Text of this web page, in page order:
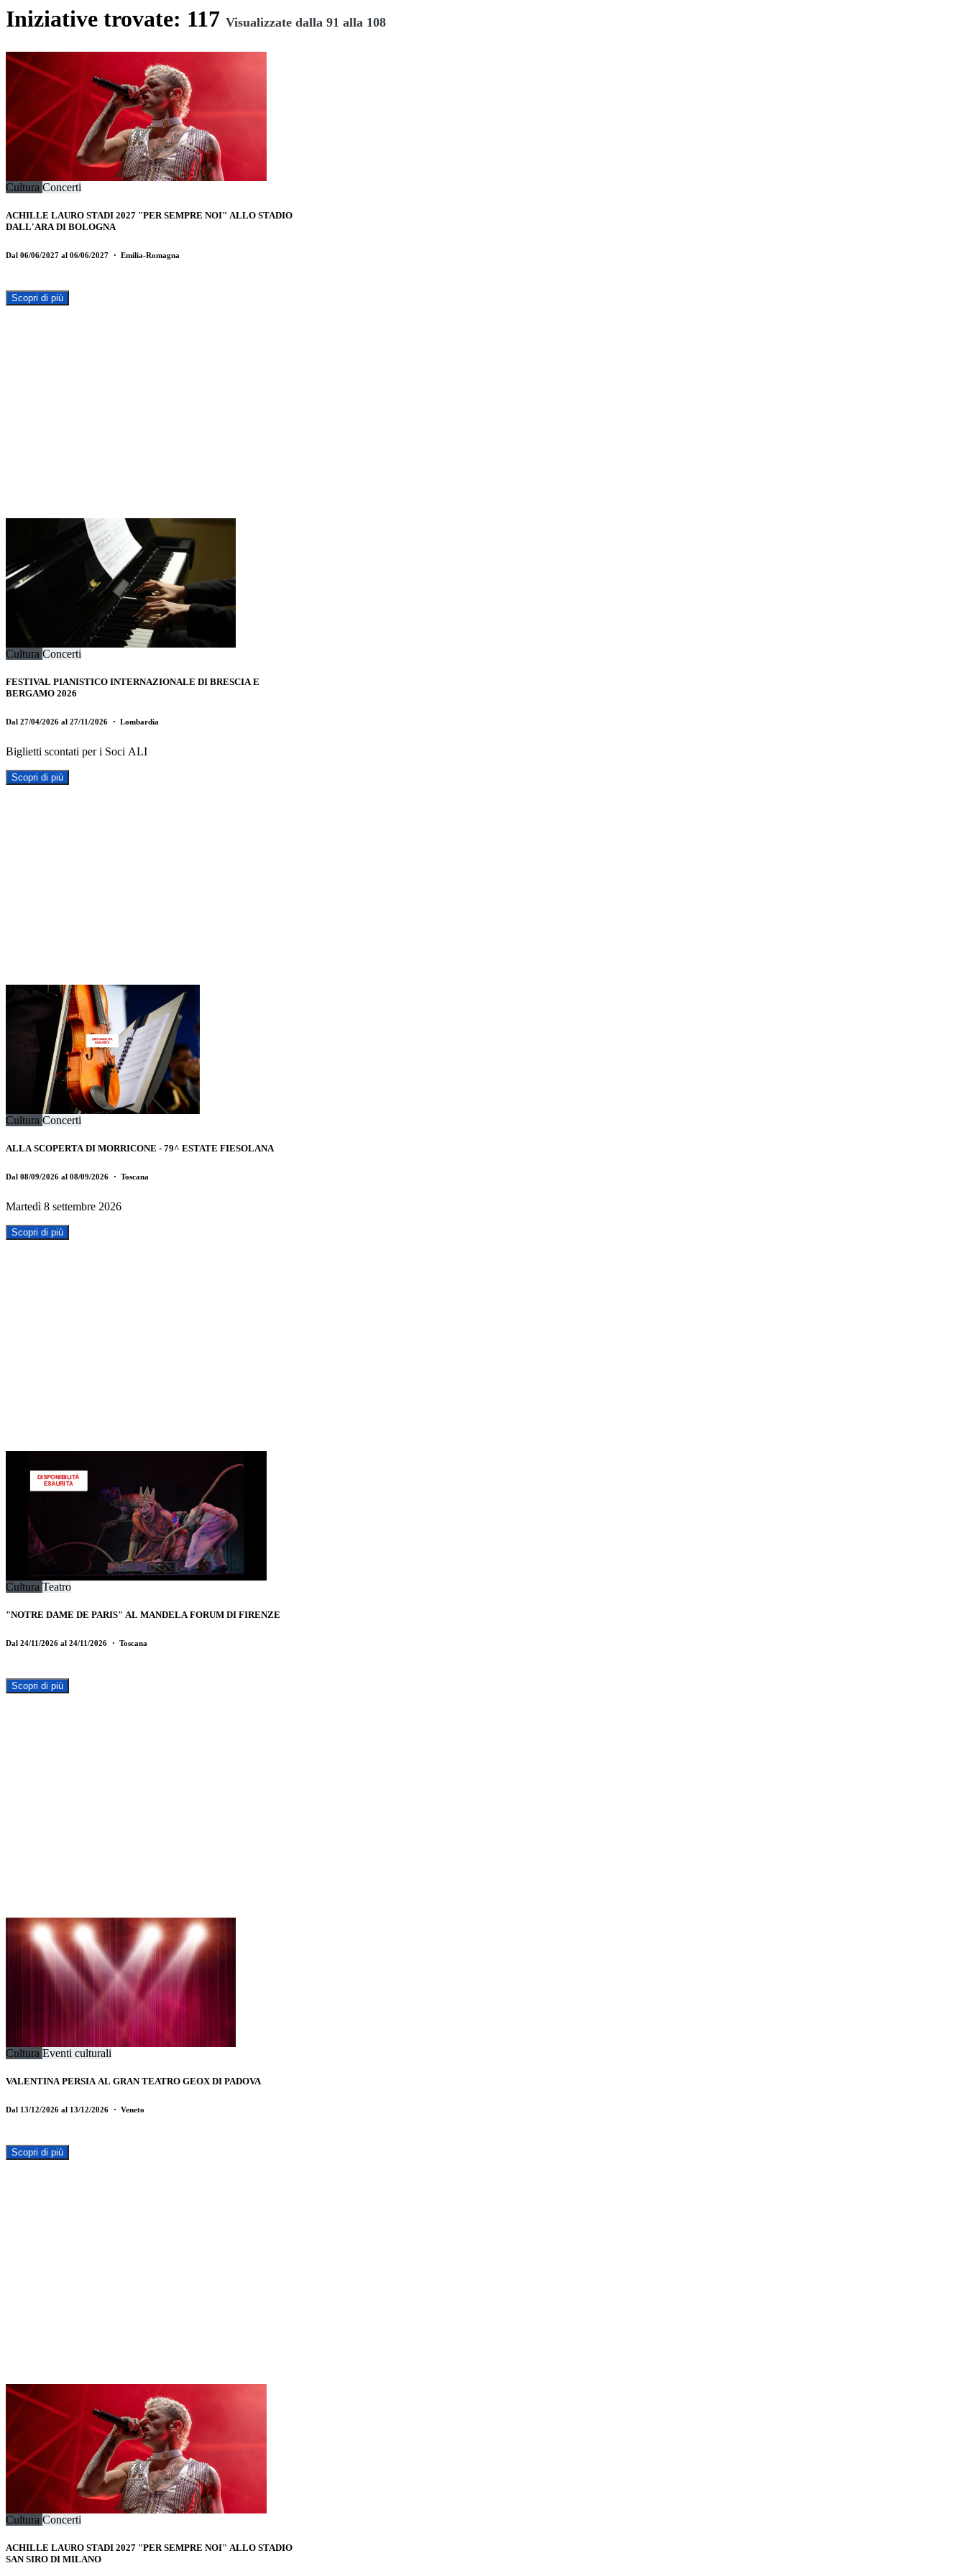
Iniziative trovate: 117 Visualizzate dalla 91 alla 108
Cultura Concerti
ACHILLE LAURO STADI 2027 "PER SEMPRE NOI" ALLO STADIO
DALL'ARA DI BOLOGNA
Dal 06/06/2027 al 06/06/2027 ・ Emilia-Romagna
Scopri di più
Cultura Concerti
FESTIVAL PIANISTICO INTERNAZIONALE DI BRESCIA E
BERGAMO 2026
Dal 27/04/2026 al 27/11/2026 ・ Lombardia
Biglietti scontati per i Soci ALI
Scopri di più
Cultura Concerti
ALLA SCOPERTA DI MORRICONE - 79^ ESTATE FIESOLANA
Dal 08/09/2026 al 08/09/2026 ・ Toscana
Martedì 8 settembre 2026
Scopri di più
Cultura Teatro
"NOTRE DAME DE PARIS" AL MANDELA FORUM DI FIRENZE
Dal 24/11/2026 al 24/11/2026 ・ Toscana
Scopri di più
Cultura Eventi culturali
VALENTINA PERSIA AL GRAN TEATRO GEOX DI PADOVA
Dal 13/12/2026 al 13/12/2026 ・ Veneto
Scopri di più
Cultura Concerti
ACHILLE LAURO STADI 2027 "PER SEMPRE NOI" ALLO STADIO
SAN SIRO DI MILANO